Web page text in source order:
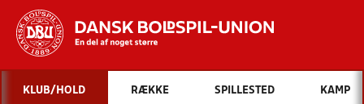
Hvad vil du søge efter?
KLUB/HOLD RÆKKE SPILLESTED KAMP